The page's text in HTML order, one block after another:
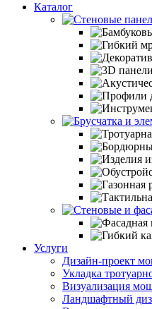
Каталог
Услуги
Дизайн-проект
Укладка
Визуализация
Ландшафтный